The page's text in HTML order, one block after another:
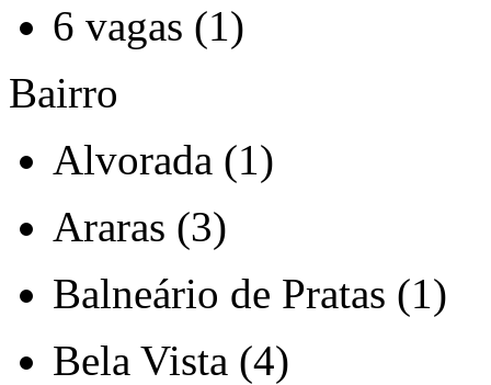
6 vagas (1)
Bairro
Alvorada (1)
Araras (3)
Balneário de Pratas (1)
Bela Vista (4)